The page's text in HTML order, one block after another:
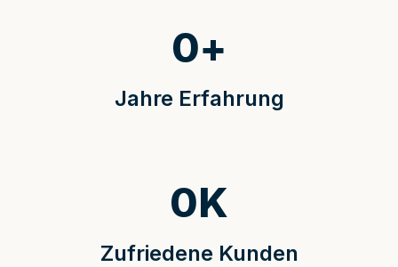
Jahre Erfahrung
0+
Zufriedene Kunden
0K